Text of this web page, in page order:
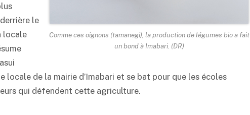
Comme ces oignons (tamanegi), la production de légumes bio a fait
un bond à Imabari. (DR)
le
locale
locale de la mairie d’Imabari et se bat pour que les écoles
qui défendent cette agriculture.